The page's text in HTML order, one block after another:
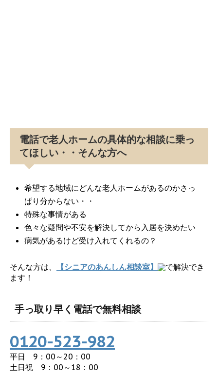
電話で老人ホームの具体的な相談に乗っ
てほしい・・そんな方へ
希望する地域にどんな老人ホームがあるのかさっ
ぱり分からない・・
特殊な事情がある
色々な疑問や不安を解決してから入居を決めたい
病気があるけど受け入れてくれるの？
そんな方は、 【シニアのあんしん相談室】
で解決でき
ます！
手っ取り早く電話で無料相談
0120-523-982
平日 9：00～20：00
土日祝 9：00～18：00